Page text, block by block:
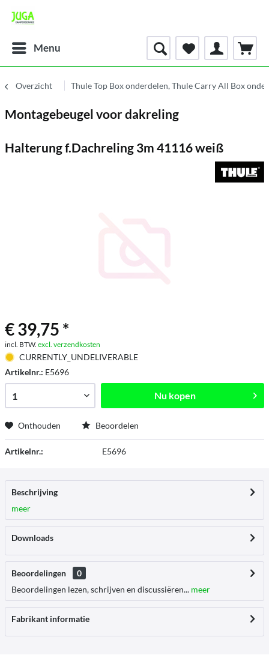
Menu
Overzicht Thule Top Box onderdelen, Thule Carry All Box
Montagebeugel voor dakreling
Halterung f.Dachreling 3m 41116 weiß
€ 39,75 *
incl. BTW. excl. verzendkosten
CURRENTLY_UNDELIVERABLE
Artikelnr.: E5696
Nu kopen
Onthouden Beoordelen
Artikelnr.: E5696
Beschrijving
meer
Downloads
Beoordelingen
0
Beoordelingen lezen, schrijven en discussiëren... meer
Fabrikant informatie